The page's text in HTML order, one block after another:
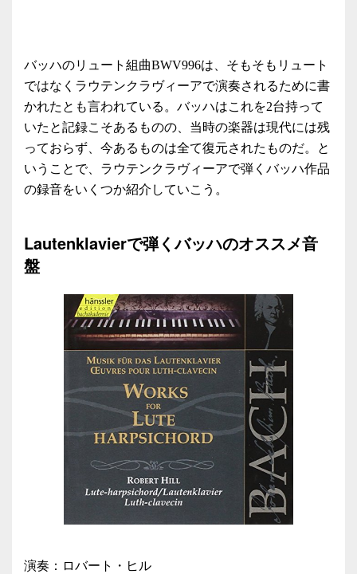
バッハのリュート組曲BWV996は、そもそもリュート
ではなくラウテンクラヴィーアで演奏されるために書
かれたとも言われている。バッハはこれを2台持って
いたと記録こそあるものの、当時の楽器は現代には残
っておらず、今あるものは全て復元されたものだ。と
いうことで、ラウテンクラヴィーアで弾くバッハ作品
の録音をいくつか紹介していこう。
Lautenklavierで弾くバッハのオススメ音
盤
演奏：ロバート・ヒル